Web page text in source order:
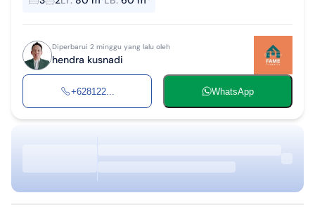
Furnish : kitc...
Diperbarui 2 minggu yang lalu oleh
hendra kusnadi
+628122... WhatsApp